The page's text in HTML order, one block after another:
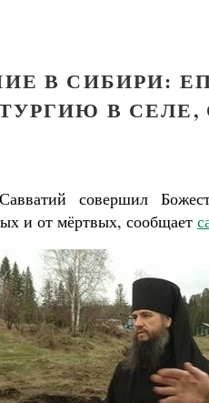
В СИБИРИ:
В
совершил
и от мёртвых, сообщает